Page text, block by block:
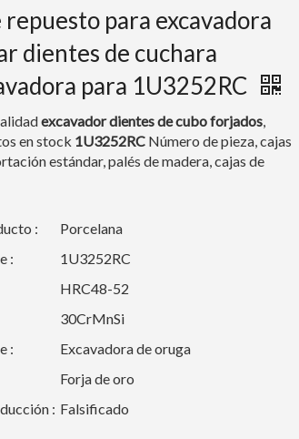
repuesto para excavadora
dientes de cuchara
para 1U3252RC
excavadordientes de cubo forjados,
en stock 1U3252RC Número de pieza, cajas
estándar, palés de madera, cajas de
:
Porcelana
:
1U3252RC
HRC48-52
30CrMnSi
:
Excavadora de oruga
Forja de oro
: Falsificado